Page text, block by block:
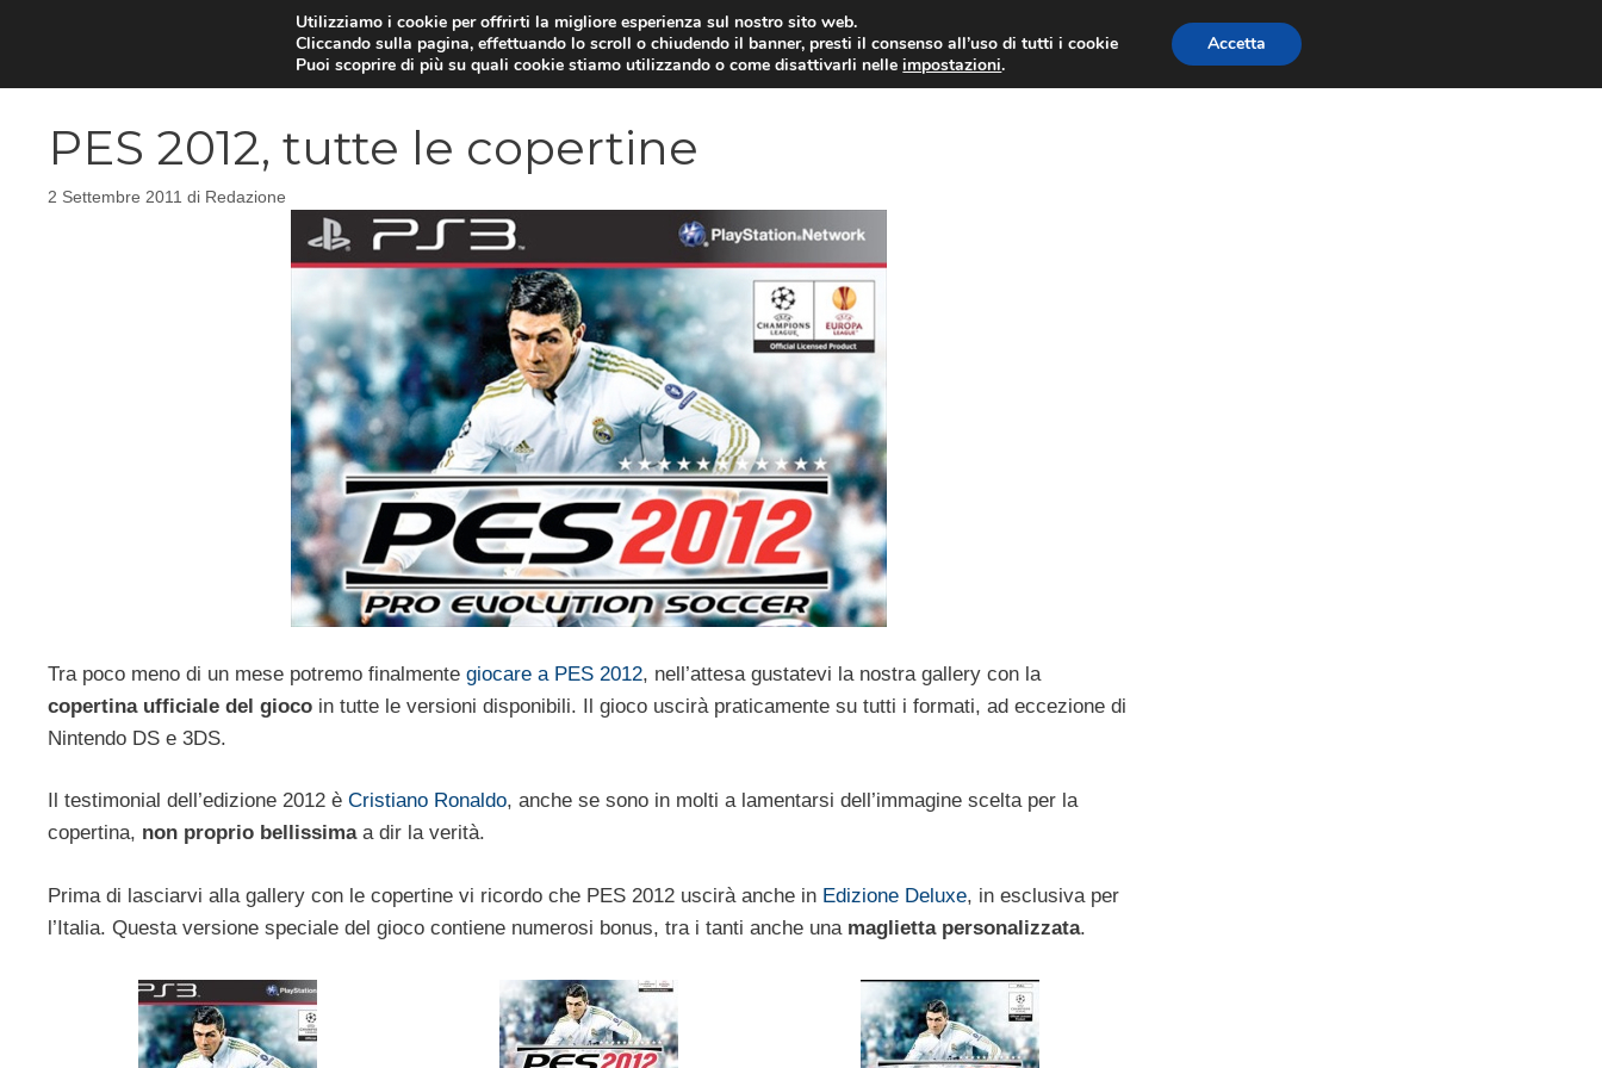
VIDEOGIOCHI NEWS RECENSIONI TRAILER GIOCHI
PES 2012, tutte le copertine
2 Settembre 2011 di Redazione
Tra poco meno di un mese potremo finalmente giocare a PES 2012, nell’attesa gustatevi la nostra gallery con la
copertina ufficiale del gioco in tutte le versioni disponibili. Il gioco uscirà praticamente su tutti i formati, ad eccezione di
Nintendo DS e 3DS.
Il testimonial dell’edizione 2012 è Cristiano Ronaldo, anche se sono in molti a lamentarsi dell’immagine scelta per la
copertina, non proprio bellissimaa dir la verità.
Prima di lasciarvi alla gallery con le copertine vi ricordo che PES 2012 uscirà anche in Edizione Deluxe, in esclusiva per
l’Italia. Questa versione speciale del gioco contiene numerosi bonus, tra i tanti anche una maglietta personalizzata.
Utilizziamo i cookie per offrirti la migliore esperienza sul nostro sito web.
Cliccando sulla pagina, effettuando lo scroll o chiudendo il banner, presti il consenso all’uso di tutti i cookie
Puoi scoprire di più su quali cookie stiamo utilizzando o come disattivarli nelleimpostazioni.
Accetta